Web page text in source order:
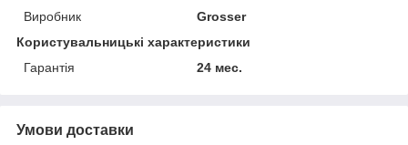
Виробник
Grosser
Користувальницькі характеристики
Гарантія
24 мес.
Умови доставки